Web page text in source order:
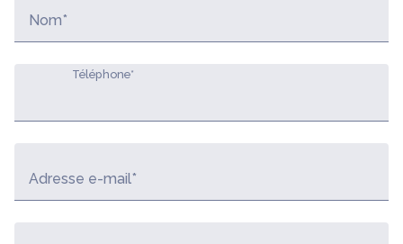
Nom*
Téléphone*
Adresse e-mail*